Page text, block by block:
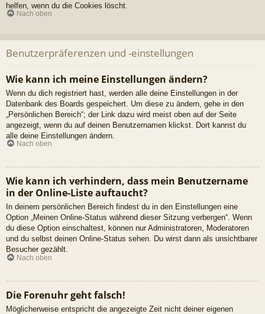
helfen, wenn du die Cookies löscht.
Nach oben
Benutzerpräferenzen und -einstellungen
Wie kann ich meine Einstellungen ändern?
Wenn du dich registriert hast, werden alle deine Einstellungen in der
Datenbank des Boards gespeichert. Um diese zu ändern, gehe in den
„Persönlichen Bereich“; der Link dazu wird meist oben auf der Seite
angezeigt, wenn du auf deinen Benutzernamen klickst. Dort kannst du
alle deine Einstellungen ändern.
Nach oben
Wie kann ich verhindern, dass mein Benutzername
in der Online-Liste auftaucht?
In deinem persönlichen Bereich findest du in den Einstellungen eine
Option „Meinen Online-Status während dieser Sitzung verbergen“. Wenn
du diese Option einschaltest, können nur Administratoren, Moderatoren
und du selbst deinen Online-Status sehen. Du wirst dann als unsichtbarer
Besucher gezählt.
Nach oben
Die Forenuhr geht falsch!
Möglicherweise entspricht die angezeigte Zeit nicht deiner eigenen